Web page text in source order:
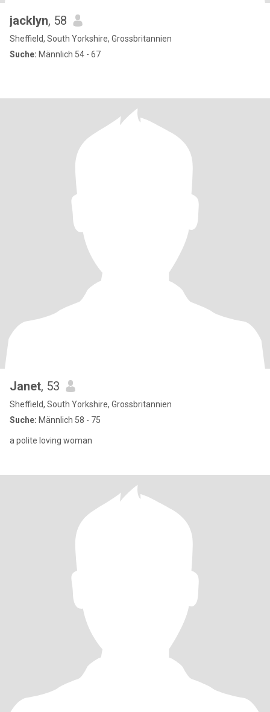
jacklyn, 58
Sheffield, South Yorkshire, Grossbritannien
Suche: Männlich 54 - 67
Janet, 53
Sheffield, South Yorkshire, Grossbritannien
Suche: Männlich 58 - 75
a polite loving woman